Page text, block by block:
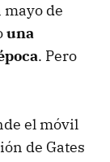
mayo de
una
. Pero
el móvil
de Gates